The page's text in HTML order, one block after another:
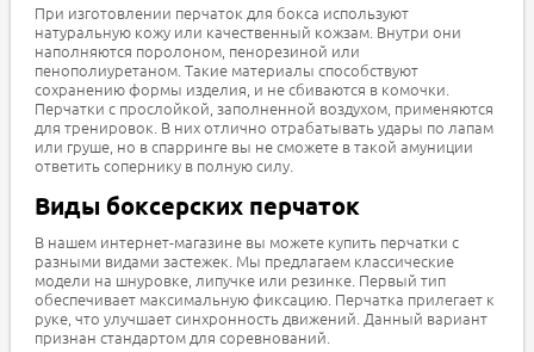
При изготовлении перчаток для бокса используют
натуральную кожу или качественный кожзам. Внутри они
наполняются поролоном, пенорезиной или
пенополиуретаном. Такие материалы способствуют
сохранению формы изделия, и не сбиваются в комочки.
Перчатки с прослойкой, заполненной воздухом, применяются
для тренировок. В них отлично отрабатывать удары по лапам
или груше, но в спарринге вы не сможете в такой амуниции
ответить сопернику в полную силу.
Виды боксерских перчаток
В нашем интернет-магазине вы можете купить перчатки с
разными видами застежек. Мы предлагаем классические
модели на шнуровке, липучке или резинке. Первый тип
обеспечивает максимальную фиксацию. Перчатка прилегает к
руке, что улучшает синхронность движений. Данный вариант
признан стандартом для соревнований.